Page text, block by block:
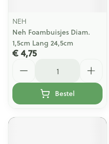
NEH
Neh Foambuisjes Diam.
1,5cm Lang 24,5cm
€ 4,75
Bestel